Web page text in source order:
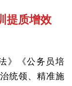
提质增效
》《公务员培
统领、精准施